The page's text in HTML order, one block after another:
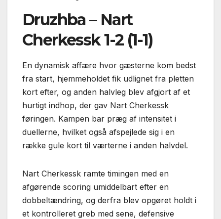
Druzhba – Nart
Cherkessk 1-2 (1-1)
En dynamisk affære hvor gæsterne kom bedst
fra start, hjemmeholdet fik udlignet fra pletten
kort efter, og anden halvleg blev afgjort af et
hurtigt indhop, der gav Nart Cherkessk
føringen. Kampen bar præg af intensitet i
duellerne, hvilket også afspejlede sig i en
række gule kort til værterne i anden halvdel.
Nart Cherkessk ramte timingen med en
afgørende scoring umiddelbart efter en
dobbeltændring, og derfra blev opgøret holdt i
et kontrolleret greb med sene, defensive